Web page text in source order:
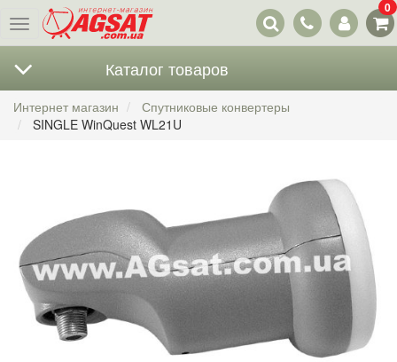
Меню
Наши
контакты
0
Каталог товаров
Интернет магазин
Спутниковые конвертеры
SINGLE WinQuest WL21U